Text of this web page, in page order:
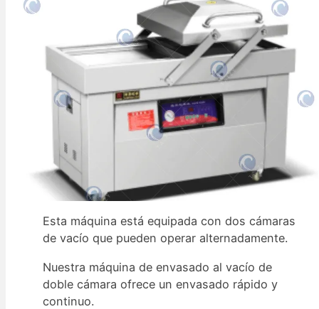
Esta máquina está equipada con dos cámaras
de vacío que pueden operar alternadamente.
Nuestra máquina de envasado al vacío de
doble cámara ofrece un envasado rápido y
continuo.